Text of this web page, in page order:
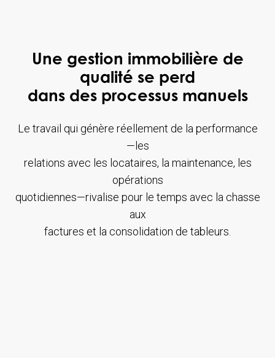
Une gestion immobilière de
qualité se perd
dans des processus manuels
Le travail qui génère réellement de la performance
—les
relations avec les locataires, la maintenance, les
opérations
quotidiennes—rivalise pour le temps avec la chasse
aux
factures et la consolidation de tableurs.